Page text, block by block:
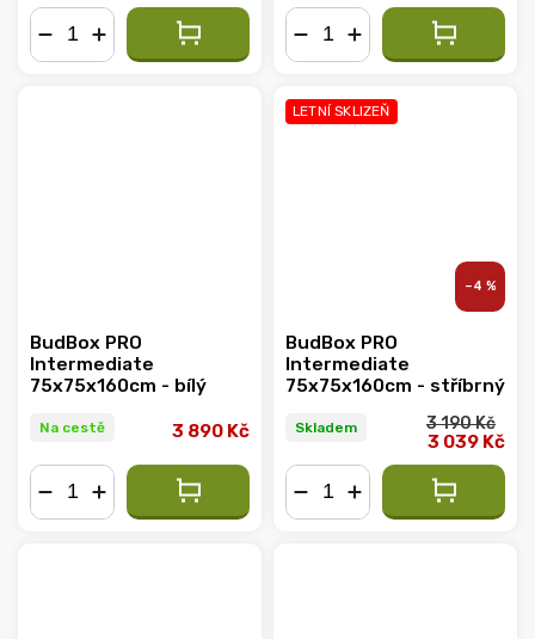
BudBox PRO
Intermediate
75x75x160cm - bílý
Na cestě 3 890 Kč
LETNÍ SKLIZEŇ
–4 %
BudBox PRO
Intermediate
75x75x160cm - stříbrný
Skladem 3 190 Kč
3 039 Kč